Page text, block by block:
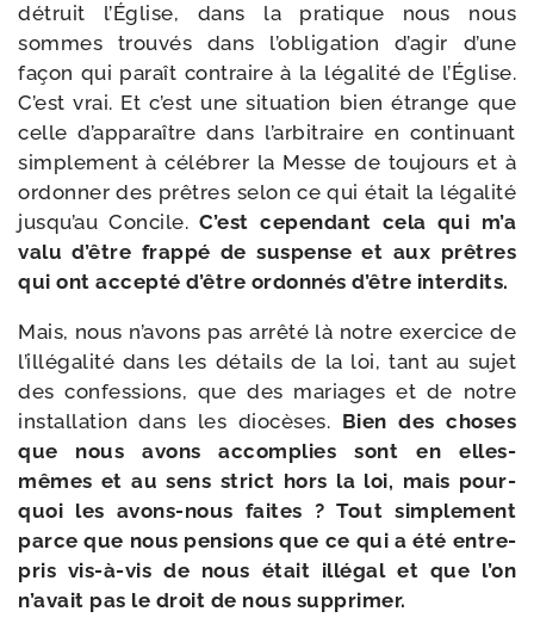
détruit l’Église, dans la pra­tique nous nous
sommes trou­vés dans l’obligation d’agir d’une
façon qui paraît contraire à la léga­li­té de l’Église.
C’est vrai. Et c’est une situa­tion bien étrange que
celle d’apparaître dans l’arbitraire en conti­nuant
sim­ple­ment à célé­brer la Messe de tou­jours et à
ordon­ner des prêtres selon ce qui était la léga­li­té
jusqu’au Concile.C’est cepen­dant cela qui m’a
valu d’être frap­pé de sus­pense et aux prêtres
qui ont accep­té d’être ordon­nés d’être interdits.
Mais, nous n’avons pas arrê­té là notre exer­cice de
l’illégalité dans les détails de la loi, tant au sujet
des confes­sions, que des mariages et de notre
ins­tal­la­tion dans les dio­cèses. Bien des choses
que nous avons accom­plies sont en elles-​
mêmes et au sens strict hors la loi, mais pour­
quoi les avons-​nous faites ? Tout sim­ple­ment
parce que nous pen­sions que ce qui a été entre­
pris vis-​à-​vis de nous était illé­gal et que l’on
n’avait pas le droit de nous supprimer.